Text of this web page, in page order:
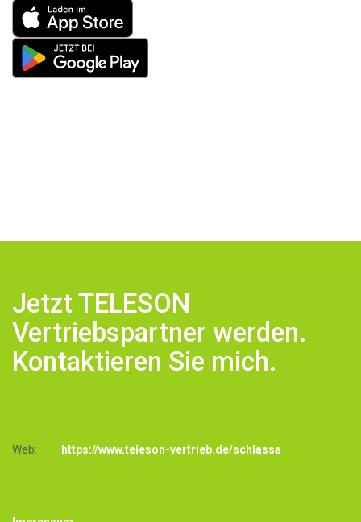
Jetzt TELESON
Vertriebspartner werden.
Kontaktieren Sie mich.
Web: https://www.teleson-vertrieb.de/schlassa